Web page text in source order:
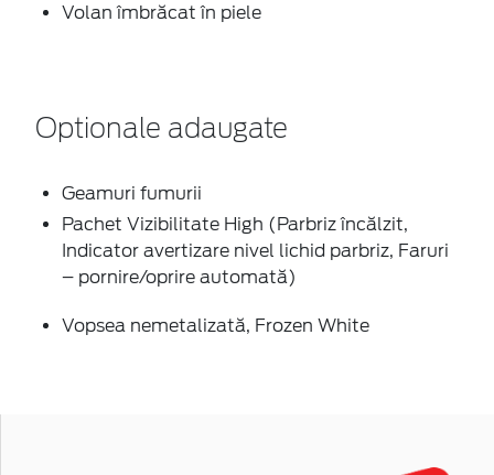
Volan îmbrăcat în piele
Optionale adaugate
Geamuri fumurii
Pachet Vizibilitate High (Parbriz încălzit,
Indicator avertizare nivel lichid parbriz, Faruri
– pornire/oprire automată)
Vopsea nemetalizată, Frozen White